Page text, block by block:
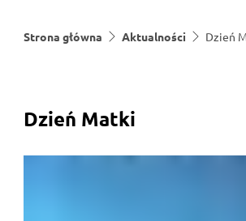
Strona główna Aktualności Dzień
Dzień Matki